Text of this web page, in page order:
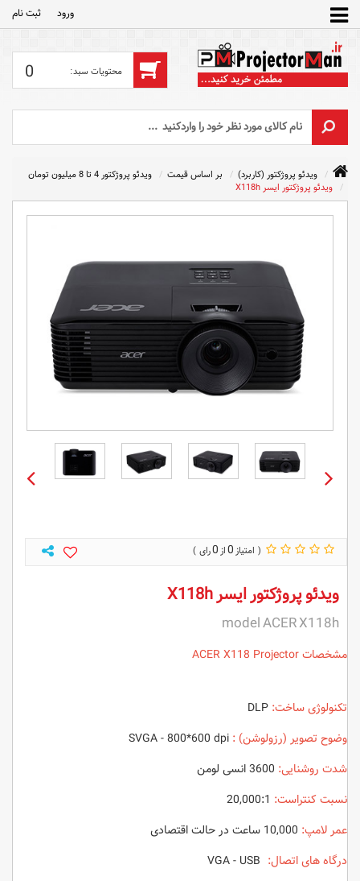
ورود ثبت‌ نام
0
ویدئو پروژکتور (کاربرد) بر اساس قیمت
ویدئو پروژکتور 4 تا 8 میلیون تومان
ویدئو پروژکتور ایسر X118h
0
0
ویدئو پروژکتور ایسر X118h
model ACER X118h
مشخصات ACER X118 Projector
تکنولوژی ساخت:
وضوح تصویر (رزولوشن) :
شدت روشنایی:
نسبت کنتراست:
عمر لامپ:
درگاه های اتصال: